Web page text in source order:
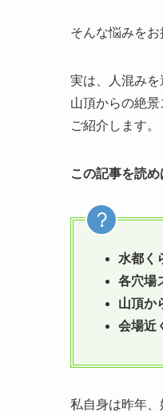
そんな悩みをお
実は、人混みを
山頂からの絶
ご紹介します。
この記事を読
水都く
各穴場
山頂か
会場近
私自身は昨年、